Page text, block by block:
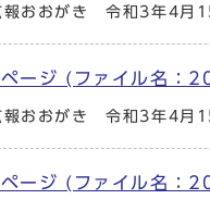
報おおがき 令和3年4月
ージ (ファイル名
報おおがき 令和3年4月
ージ (ファイル名